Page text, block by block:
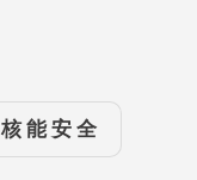
核能安全